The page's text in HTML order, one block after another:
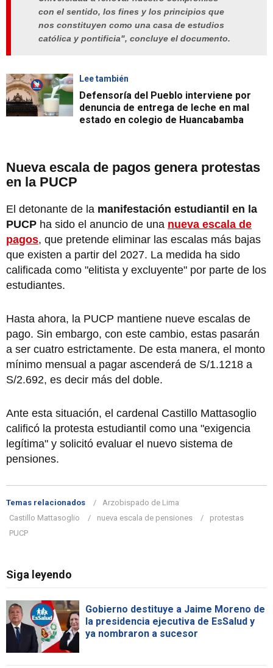
con el sentido, los fines y los principios que
nos constituyen como una casa de estudios
católica y pontificia", concluye el documento.
Lee también
Defensoría del Pueblo interviene por
denuncia de entrega de leche en mal
estado en colegio de Huancabamba
Nueva escala de pagos genera protestas
en la PUCP
El detonante de la manifestación estudiantil en la
PUCP ha sido el anuncio de una nueva escala de
pagos, que pretende eliminar las escalas más bajas
que existen a partir del 2027. La medida ha sido
calificada como "elitista y excluyente" por parte de los
estudiantes.
Hasta ahora, la PUCP mantiene nueve escalas de
pago. Sin embargo, con este cambio, estas pasarán
a ser cuatro estrictamente. De esta manera, el monto
mínimo mensual a pagar ascenderá de S/1.1218 a
S/2.692, es decir más del doble.
Ante esta situación, el cardenal Castillo Mattasoglio
calificó la protesta estudiantil como una "exigencia
legítima" y solicitó evaluar el nuevo sistema de
pensiones.
Temas relacionados
Arzobispado de Lima
Castillo Mattasoglio
nueva escala de pensiones
protestas
PUCP
Siga leyendo
Gobierno destituye a Jaime Moreno de
la presidencia ejecutiva de EsSalud y
ya nombraron a sucesor